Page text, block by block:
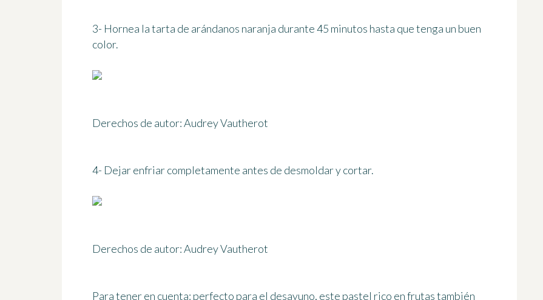
3- Hornea la tarta de arándanos naranja durante 45 minutos hasta que tenga un buen
color.
Derechos de autor: Audrey Vautherot
4- Dejar enfriar completamente antes de desmoldar y cortar.
Derechos de autor: Audrey Vautherot
Para tener en cuenta: perfecto para el desayuno, este pastel rico en frutas también